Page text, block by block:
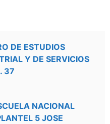
DE ESTUDIOS
Y DE SERVICIOS
37
NACIONAL
5 JOSE